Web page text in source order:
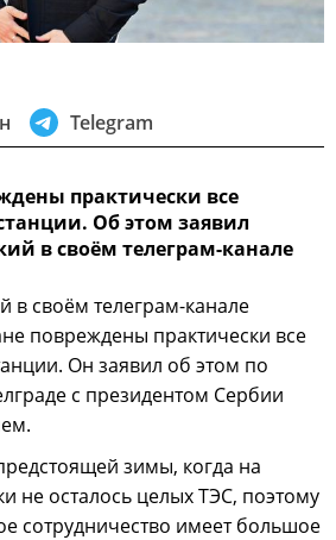
Telegram
практически все
Об этом заявил
в своём телеграм-канале
в своём телеграм-канале
повреждены практически все
Он заявил об этом по
с президентом Сербии
зимы, когда на
не осталось целых ТЭС, поэтому
сотрудничество имеет большое